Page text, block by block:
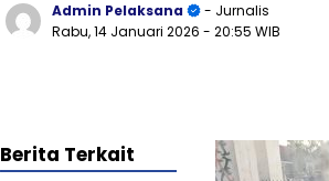
Admin Pelaksana
- Jurnalis
Rabu, 14 Januari 2026 - 20:55 WIB
Berita Terkait